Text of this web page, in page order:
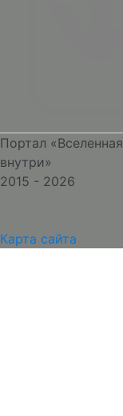
Портал «Вселенная
внутри»
2015 - 2026
Карта сайта